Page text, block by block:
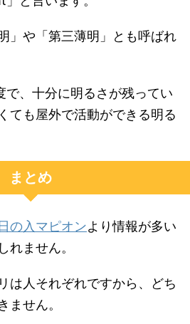
」や「第三薄明」とも呼ばれ
、十分に明るさが残ってい
ても屋外で活動ができる明る
まとめ
の入マピオンより情報が多い
れません。
は人それぞれですから、どち
ません。